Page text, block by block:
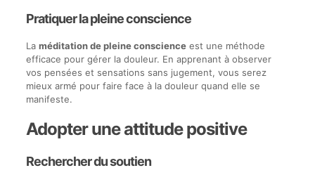
Pratiquer la pleine conscience
La méditation de pleine conscienceest une méthode
efficace pour gérer la douleur. En apprenant à observer
vos pensées et sensations sans jugement, vous serez
mieux armé pour faire face à la douleur quand elle se
manifeste.
Adopter une attitude positive
Rechercher du soutien